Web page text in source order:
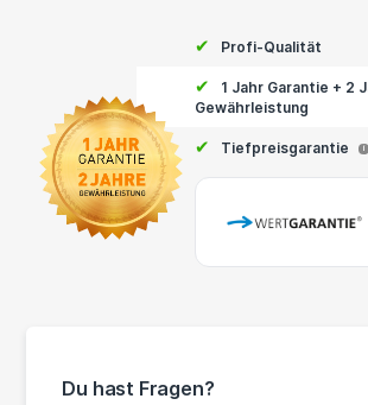
✔ Profi-Qualität
✔
1 Jahr Garantie + 2
Gewährleistung
✔ Tiefpreisgarantie i
Du hast Fragen?